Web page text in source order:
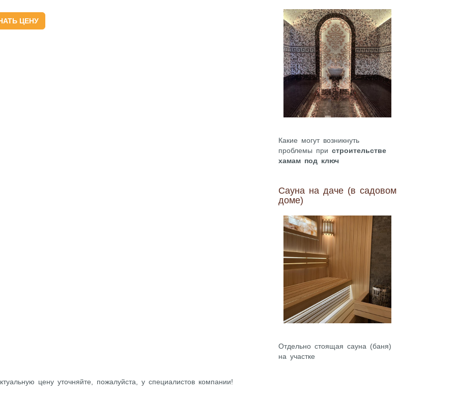
ЦЕНУ
Какие могут возникнуть
проблемы при строительстве
хамам под ключ
Сауна на даче (в садовом
доме)
Отдельно стоящая сауна (баня)
на участке
цену уточняйте, пожалуйста, у специалистов компании!